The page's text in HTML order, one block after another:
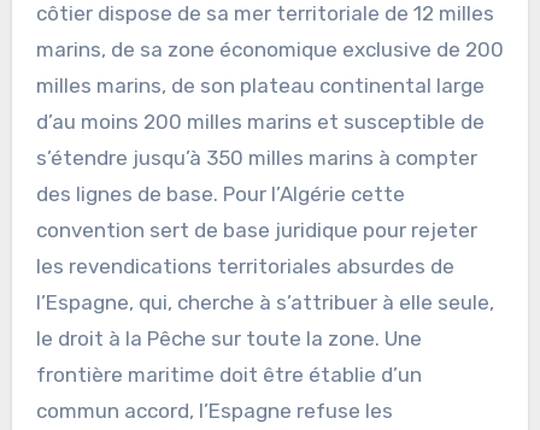
côtier dispose de sa mer territoriale de 12 milles
marins, de sa zone économique exclusive de 200
milles marins, de son plateau continental large
d’au moins 200 milles marins et susceptible de
s’étendre jusqu’à 350 milles marins à compter
des lignes de base. Pour l’Algérie cette
convention sert de base juridique pour rejeter
les revendications territoriales absurdes de
l’Espagne, qui, cherche à s’attribuer à elle seule,
le droit à la Pêche sur toute la zone. Une
frontière maritime doit être établie d’un
commun accord, l’Espagne refuse les